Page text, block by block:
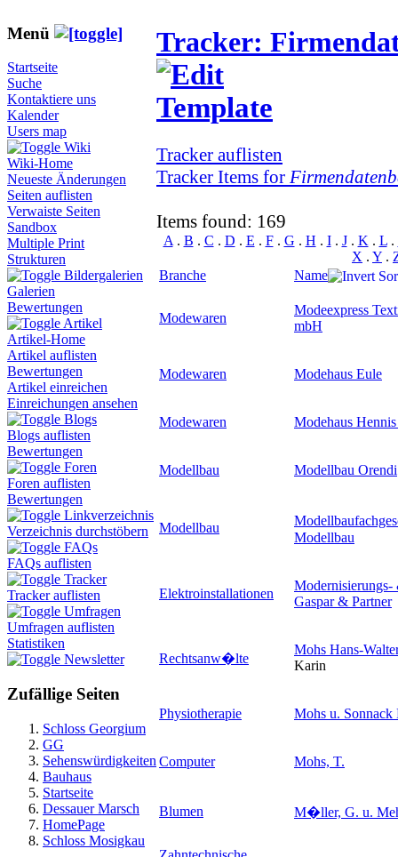
Menü
Startseite
Suche
Kontaktiere uns
Kalender
Users map
Wiki
Wiki-Home
Neueste Änderungen
Seiten auflisten
Verwaiste Seiten
Sandbox
Multiple Print
Strukturen
Bildergalerien
Galerien
Bewertungen
Artikel
Artikel-Home
Artikel auflisten
Bewertungen
Artikel einreichen
Einreichungen ansehen
Blogs
Blogs auflisten
Bewertungen
Foren
Foren auflisten
Bewertungen
Linkverzeichnis
Verzeichnis durchstöbern
FAQs
FAQs auflisten
Tracker
Tracker auflisten
Umfragen
Umfragen auflisten
Statistiken
Newsletter
Zufällige Seiten
Schloss Georgium
GG
Sehenswürdigkeiten
Bauhaus
Startseite
Dessauer Marsch
HomePage
Schloss Mosigkau
Tracker:
Tracker auflisten
Tracker Items for
Items found: 169
A . B . C . D . E . F. G . H . I. J. K . L.
X . Y .
Branche
Name
Modewaren
Modeexpress
mbH
Modewaren Modehaus Eule
Modewaren Modehaus
Modellbau Modellbau Orendi
Modellbau
Modellbau
Elektroinstallationen
Gaspar & Partner
Rechtsanw�lte
Mohs Hans-
Karin
Physiotherapie Mohs u. Sonnack
Computer Mohs, T.
Blumen M�ller, G. u.